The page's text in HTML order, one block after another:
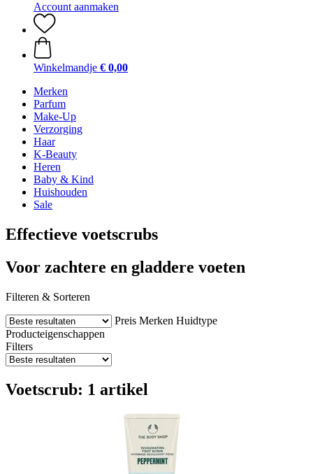
Account aanmaken
Winkelmandje € 0,00
Merken
Parfum
Make-Up
Verzorging
Haar
K-Beauty
Heren
Baby & Kind
Huishouden
Sale
Effectieve voetscrubs
Voor zachtere en gladdere voeten
Filteren & Sorteren
Preis Merken Huidtype
Producteigenschappen
Filters
Voetscrub: 1 artikel